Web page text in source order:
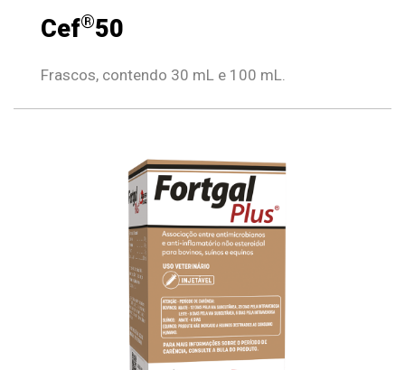
Cef®50
Frascos, contendo 30 mL e 100 mL.